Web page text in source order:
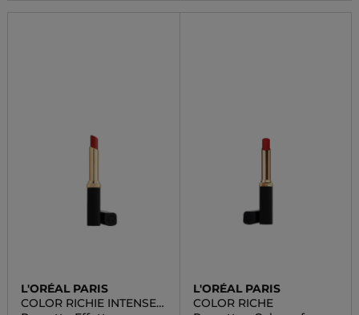
L'ORÉAL PARIS
COLOR RICHIE INTENSE
L'ORÉAL PARIS
COLOR RICHE